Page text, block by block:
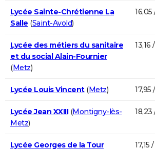
Lycée Sainte-Chrétienne La
Salle (Saint-Avold)
16,05
Lycée des métiers du sanitaire
et du social Alain-Fournier
(Metz)
13,16
Lycée Louis Vincent(Metz) 17,95
Lycée Jean XXIII(Montigny-lès-
Metz)
18,23
Lycée Georges de la Tour
17,15